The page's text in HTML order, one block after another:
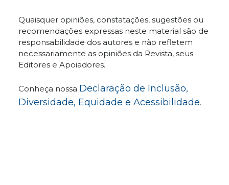
Quaisquer opiniões, constatações, sugestões ou
recomendações expressas neste material são de
responsabilidade dos autores e não refletem
necessariamente as opiniões da Revista, seus
Editores e Apoiadores.
Conheça nossa Declaração de Inclusão,
Diversidade, Equidade e Acessibilidade.